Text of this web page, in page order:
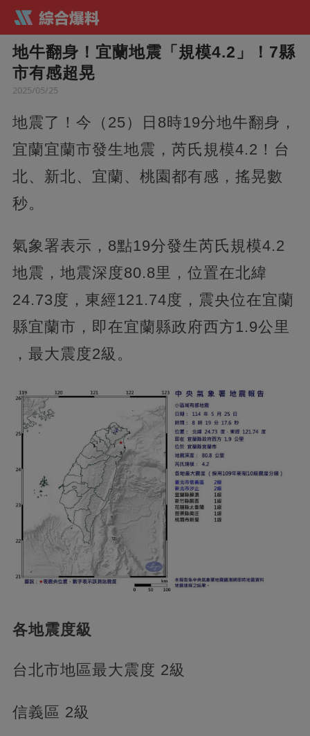
地牛翻身！宜蘭地震「規模4.2」！7縣
市有感超晃
2025/05/25
地震了！今（25）日8時19分地牛翻身，
宜蘭宜蘭市發生地震，芮氏規模4.2！台
北、新北、宜蘭、桃園都有感，搖晃數
秒。
氣象署表示，8點19分發生芮氏規模4.2
地震，地震深度80.8里，位置在北緯
24.73度，東經121.74度，震央位在宜蘭
縣宜蘭市，即在宜蘭縣政府西方1.9公里
，最大震度2級。
各地震度級
台北市地區最大震度 2級
信義區 2級